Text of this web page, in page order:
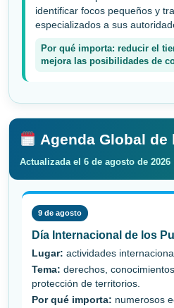
identificar focos pequeños y
especializados a sus
Por qué importa: reducir el
mejora las posibilidades de
Agenda Global de
Actualizada el 6 de agosto de 2026
9 de agosto
Día Internacional de los
Lugar: actividades
Tema: derechos,
protección de territorios.
Por qué importa: numerosos